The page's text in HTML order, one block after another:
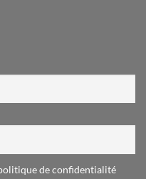
de confidentialité